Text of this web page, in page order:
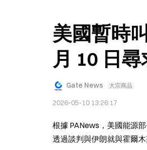
美國暫時
月 10 日
Gate News 大宗商品
2026-05-10 13:26:17
根據 PANews，美國能源
透過談判與伊朗就與霍爾